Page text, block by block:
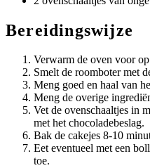
Bereidingswijze
Verwarm de oven voor
Smelt de roomboter met
Meng goed en haal van
Meng de overige
Vet de ovenschaaltjes in
met het chocoladebeslag.
Bak de cakejes 8-10
Eet eventueel met een
toe.